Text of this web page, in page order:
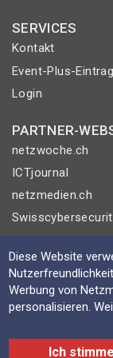
SERVICES
Kontakt
Event-Plus-Eintrag
Login
PARTNER-
netzwoche.ch
ICTjournal
netzmedien.ch
©
Impressum
AGB
Diese Website
Werbung von
personalisieren.
Ich